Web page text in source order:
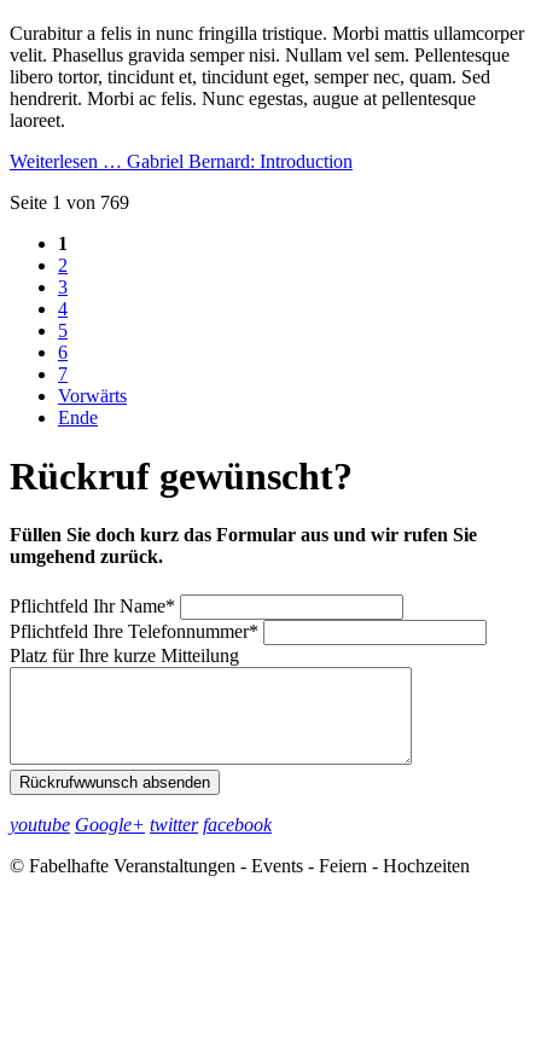
Curabitur a felis in nunc fringilla tristique. Morbi mattis ullamcorper
velit. Phasellus gravida semper nisi. Nullam vel sem. Pellentesque
libero tortor, tincidunt et, tincidunt eget, semper nec, quam. Sed
hendrerit. Morbi ac felis. Nunc egestas, augue at pellentesque
laoreet.
Weiterlesen … Gabriel Bernard: Introduction
Seite 1 von 769
1
2
3
4
5
6
7
Vorwärts
Ende
Rückruf gewünscht?
Füllen Sie doch kurz das Formular aus und wir rufen Sie
umgehend zurück.
Pflichtfeld Ihr Name*
Pflichtfeld Ihre Telefonnummer*
Platz für Ihre kurze Mitteilung
Rückrufwwunsch absenden
youtube Google+ twitter facebook
© Fabelhafte Veranstaltungen - Events - Feiern - Hochzeiten